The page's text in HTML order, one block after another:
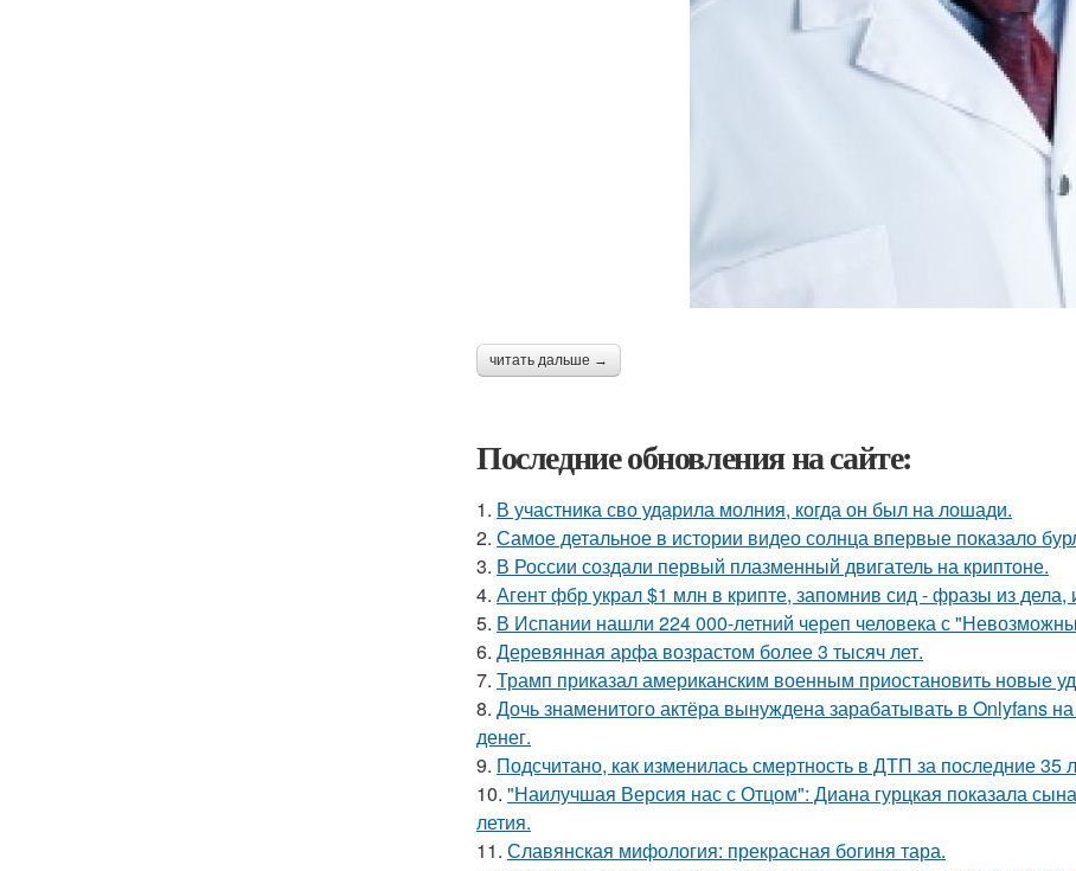
читать дальше →
Последние обновления на сайте:
1. В участника сво ударила молния, когда он был на лошади.
2. Самое детальное в истории видео солнца впервые показало
3. В России создали первый плазменный двигатель на криптоне.
4. Агент фбр украл $1 млн в крипте, запомнив сид - фразы из дела,
5. В Испании нашли 224 000-летний череп человека с
6. Деревянная арфа возрастом более 3 тысяч лет.
7. Трамп приказал американским военным приостановить новые
8. Дочь знаменитого актёра вынуждена зарабатывать в Onlyfans
денег.
9. Подсчитано, как изменилась смертность в ДТП за последние 35
10. "Наилучшая Версия нас с Отцом": Диана гурцкая показала
летия.
11. Славянская мифология: прекрасная богиня тара.